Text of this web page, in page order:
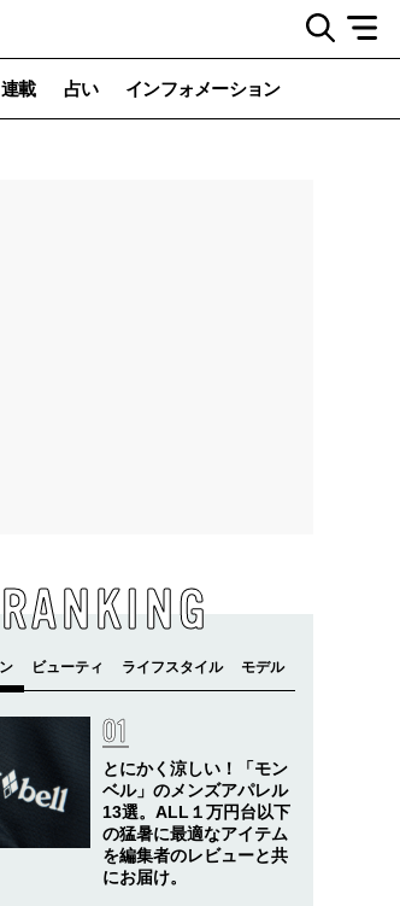
連載 占い インフォメーション
RANKING
とにかく涼しい！「モン
ベル」のメンズアパレル
13選。ALL１万円台以下
の猛暑に最適なアイテム
を編集者のレビューと共
にお届け。